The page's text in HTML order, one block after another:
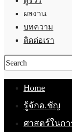
ผลงาน
บทความ
ติดต่อเรา
Home
รู้จักอ.ชัญ
ศาสตร์ในก